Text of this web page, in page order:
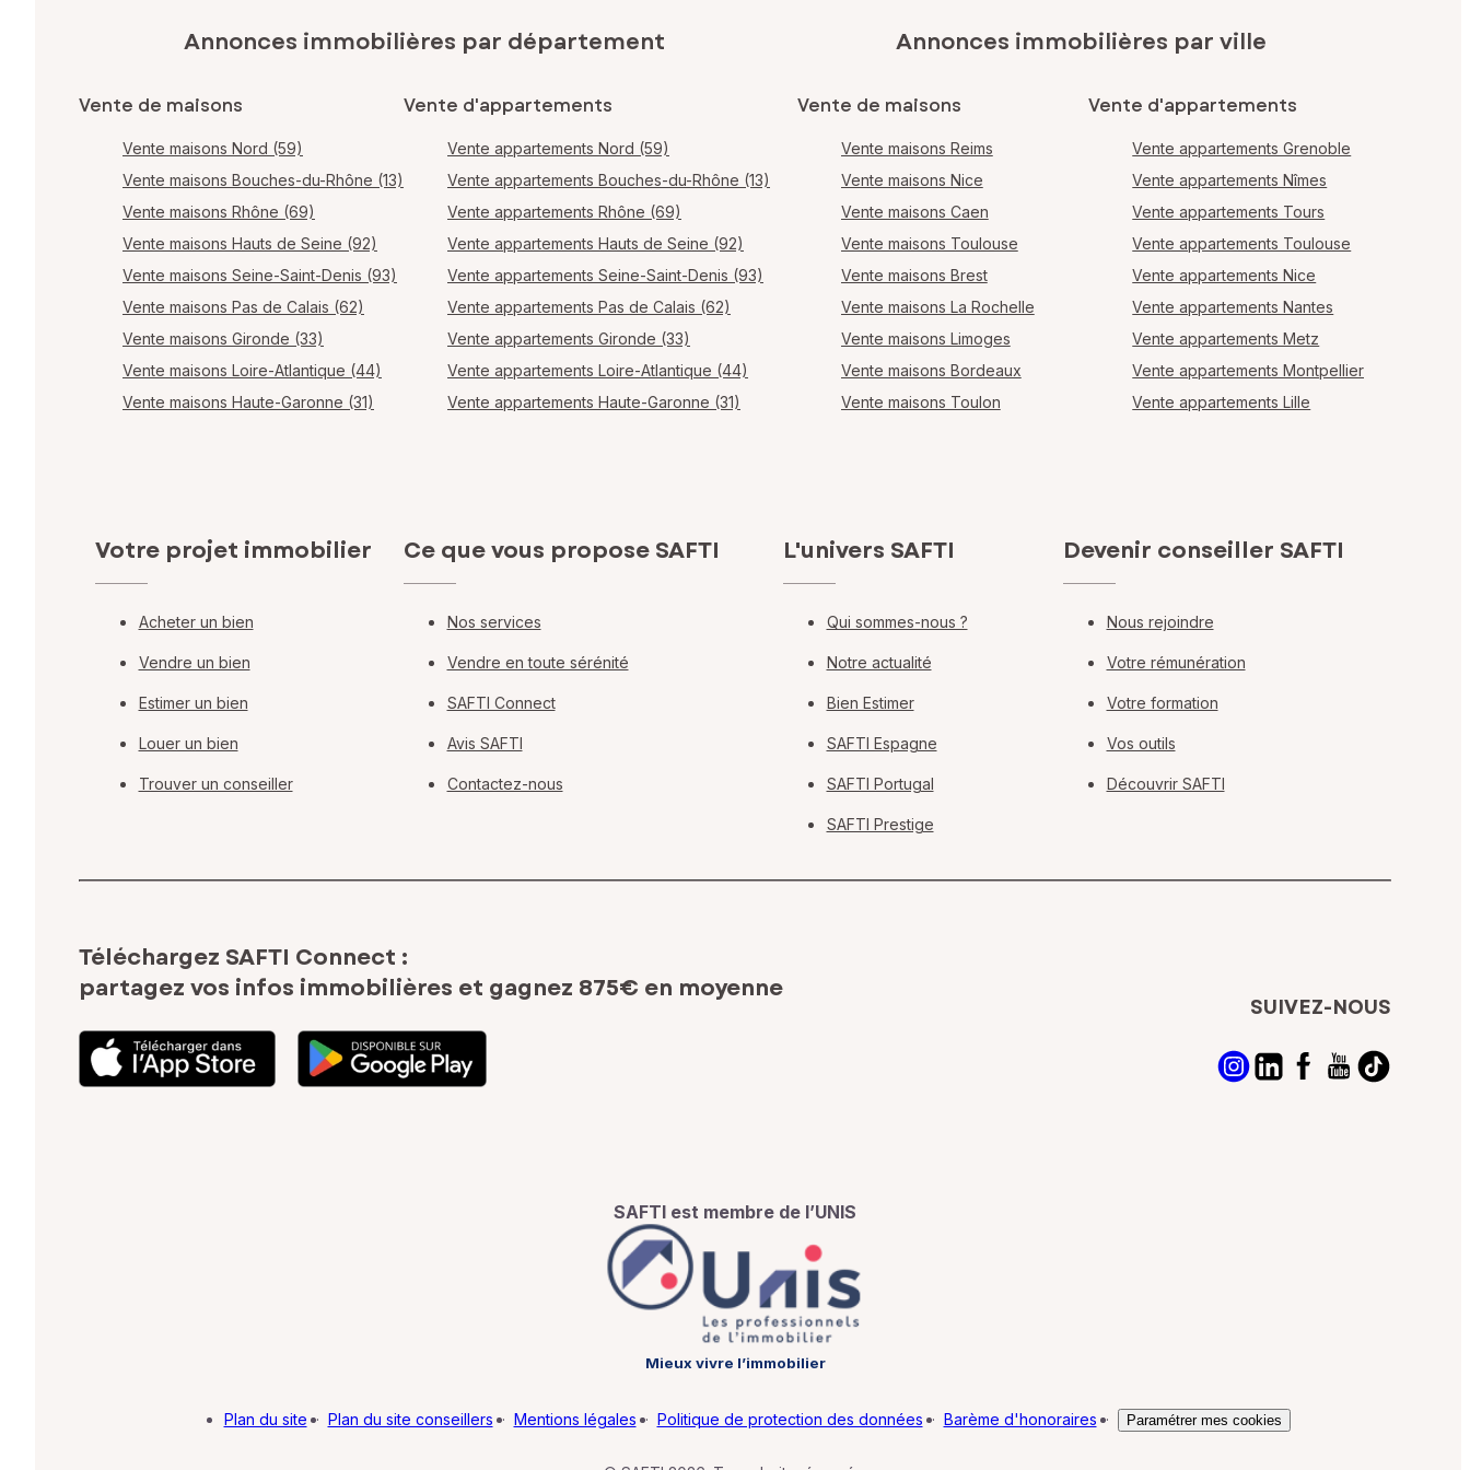
Annonces immobilières par département
Vente de maisons
Vente maisons Nord (59)
Vente maisons Bouches-du-Rhône (13)
Vente maisons Rhône (69)
Vente maisons Hauts de Seine (92)
Vente maisons Seine-Saint-Denis (93)
Vente maisons Pas de Calais (62)
Vente maisons Gironde (33)
Vente maisons Loire-Atlantique (44)
Vente maisons Haute-Garonne (31)
Vente d'appartements
Vente appartements Nord (59)
Vente appartements Bouches-du-Rhône (13)
Vente appartements Rhône (69)
Vente appartements Hauts de Seine (92)
Vente appartements Seine-Saint-Denis (93)
Vente appartements Pas de Calais (62)
Vente appartements Gironde (33)
Vente appartements Loire-Atlantique (44)
Vente appartements Haute-Garonne (31)
Annonces immobilières par ville
Vente de maisons
Vente maisons Reims
Vente maisons Nice
Vente maisons Caen
Vente maisons Toulouse
Vente maisons Brest
Vente maisons La Rochelle
Vente maisons Limoges
Vente maisons Bordeaux
Vente maisons Toulon
Vente d'appartements
Vente appartements Grenoble
Vente appartements Nîmes
Vente appartements Tours
Vente appartements Toulouse
Vente appartements Nice
Vente appartements Nantes
Vente appartements Metz
Vente appartements Montpellier
Vente appartements Lille
Votre projet immobilier
Acheter un bien
Vendre un bien
Estimer un bien
Louer un bien
Trouver un conseiller
Ce que vous propose SAFTI
Nos services
Vendre en toute sérénité
SAFTI Connect
Avis SAFTI
Contactez-nous
L'univers SAFTI
Qui sommes-nous ?
Notre actualité
Bien Estimer
SAFTI Espagne
SAFTI Portugal
SAFTI Prestige
Devenir conseiller SAFTI
Nous rejoindre
Votre rémunération
Votre formation
Vos outils
Découvrir SAFTI
Téléchargez SAFTI Connect :
partagez vos infos immobilières et gagnez 875€ en moyenne
SUIVEZ-NOUS
SAFTI est membre de l’UNIS
Mieux vivre l’immobilier
Plan du site · Plan du site conseillers · Mentions légales · Politique de protection des données · Barème d'honoraires · Paramétrer mes cookies